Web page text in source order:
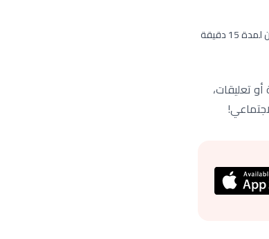
نوزع الحشوة على قطع الفطر ونرتبها على صينية الفرن ونضع فوق كلٍّ منها 2 ملعقة كبيرة زبدة مذابة ثم نضعها في الفرن لمدة 15 دقيقة
تعليقات،